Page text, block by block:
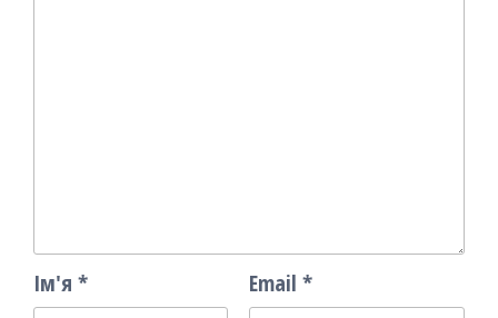
Ім'я * Email *